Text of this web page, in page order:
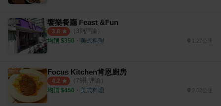
饗樂餐廳 Feast &Fun
3.8 （ 3則評論）
均消 $350 ・ 美式料理 1.27公里
Focus Kitchen肯恩廚房
4.2 （ 79則評論）
均消 $450 ・ 美式料理 2.02公里